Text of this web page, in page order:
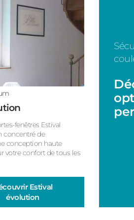
fenêtres Estival
concentré de
conception haute
votre confort de tous les
Estival
évolution